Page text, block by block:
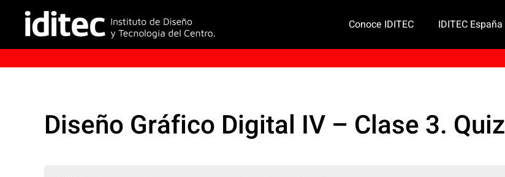
Conoce IDITEC IDITEC España
Diseño Gráfico Digital IV – Clase 3. Quiz